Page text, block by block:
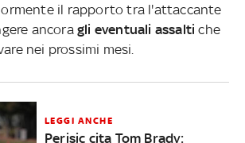
il rapporto tra l'attaccante
ancora gli eventuali assalti che
nei prossimi mesi.
LEGGI ANCHE
Perisic cita Tom Brady: